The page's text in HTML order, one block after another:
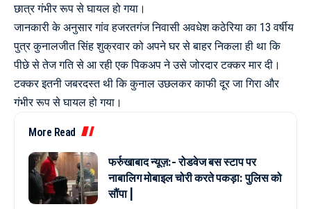
छात्र गंभीर रूप से घायल हो गया।
जानकारी के अनुसार गांव हजरतगंज निवासी अवधेश कठेरिया का 13 वर्षीय
पुत्र कुनालजीत सिंह शुक्रवार को अपने घर से बाहर निकला ही था कि
पीछे से तेज गति से आ रही एक पिकअप ने उसे जोरदार टक्कर मार दी।
टक्कर इतनी जबरदस्त थी कि कुनाल उछलकर काफी दूर जा गिरा और
गंभीर रूप से घायल हो गया।
More Read
फर्रुखाबाद न्यूज़:- रोडवेज बस स्टाप पर
नाबालिग मोबाइल चोरी करते पकड़ा: पुलिस को
सौंपा |